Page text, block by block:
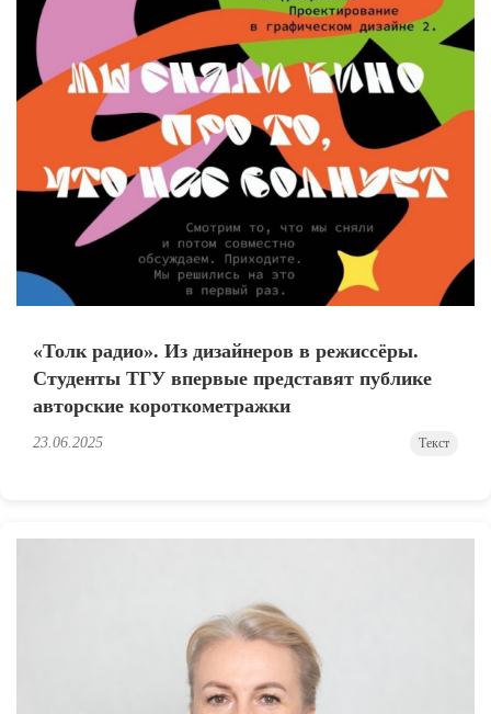
«Толк радио». Из дизайнеров в режиссёры.
Студенты ТГУ впервые представят публике
авторские короткометражки
23.06.2025 Текст